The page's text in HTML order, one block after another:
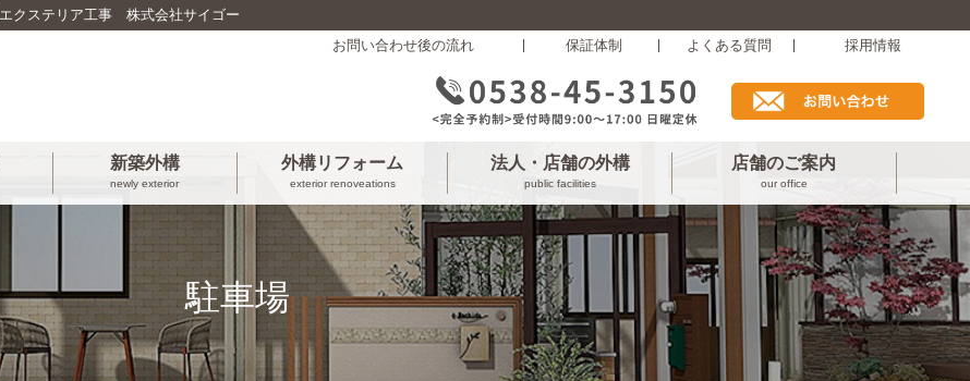
クステリア工事 株式会社サイゴー
お問い合わせ後の流れ
保証体制 よくある質問 採用情報
新築外構
newly exterior
外構リフォーム
exterior renoveations
法人・店舗の外構
public facilities
店舗のご案内
our office
駐車場